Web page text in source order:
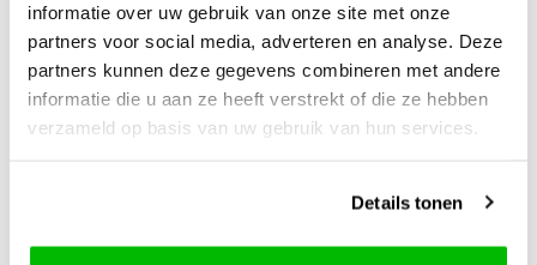
informatie over uw gebruik van onze site met onze
partners voor social media, adverteren en analyse. Deze
partners kunnen deze gegevens combineren met andere
informatie die u aan ze heeft verstrekt of die ze hebben
verzameld op basis van uw gebruik van hun services.
Details tonen
Lana Grossa
Lana Grossa
Glamcot Rood 005
Lana Grossa
Lana Grossa
Glamcot Zwart 022
en naalddikte: 3.5 - 4.0 mm